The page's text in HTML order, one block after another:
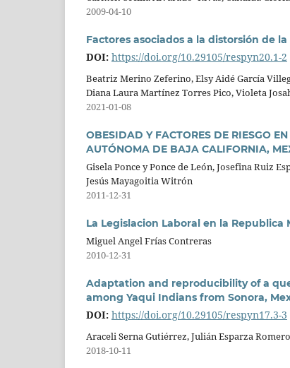
2009-04-10
Factores asociados a la distorsión de
DOI: https://doi.org/10.29105/respyn20.1-2
Beatriz Merino Zeferino, Elsy Aidé García
Diana Laura Martínez Torres Pico, Violeta
2021-01-08
OBESIDAD Y FACTORES DE RIESGO
AUTÓNOMA DE BAJA CALIFORNIA,
Gisela Ponce y Ponce de León, Josefina Ruiz
Jesús Mayagoitia Witrón
2011-12-31
La Legislacion Laboral en la Republica
Miguel Angel Frías Contreras
2010-12-31
Adaptation and reproducibility of a
among Yaqui Indians from Sonora,
DOI: https://doi.org/10.29105/respyn17.3-3
Araceli Serna Gutiérrez, Julián Esparza Romero
2018-10-11